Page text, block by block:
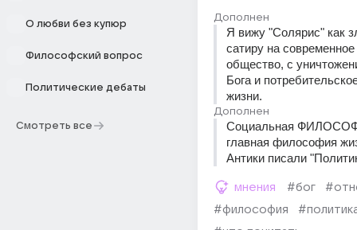
О любви без купюр
Философский вопрос
Политические дебаты
Смотреть все
Дополнен
Я вижу "Солярис" как
сатиру на
общество, с
Бога и
жизни.
Дополнен
Социальная
главная философия
Антики писали
мнения #бог
#философия